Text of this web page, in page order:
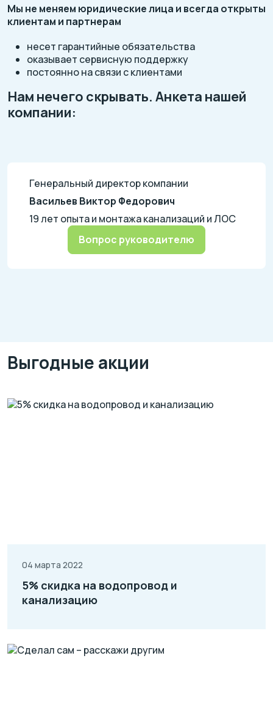
Мы не меняем юридические лица и всегда открыты
клиентам и партнерам
несет гарантийные обязательства
оказывает сервисную поддержку
постоянно на связи с клиентами
Нам нечего скрывать. Анкета нашей
компании:
Генеральный директор компании
Васильев Виктор Федорович
19 лет опыта и монтажа канализаций и ЛОС
Вопрос руководителю
Выгодные акции
04 марта 2022
5% скидка на водопровод и
канализацию